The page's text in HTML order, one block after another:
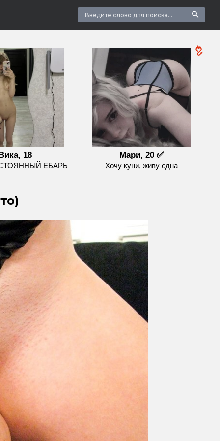
18
ЕБАРЬ
Мари, 20 ✅
Хочу куни, живу одна